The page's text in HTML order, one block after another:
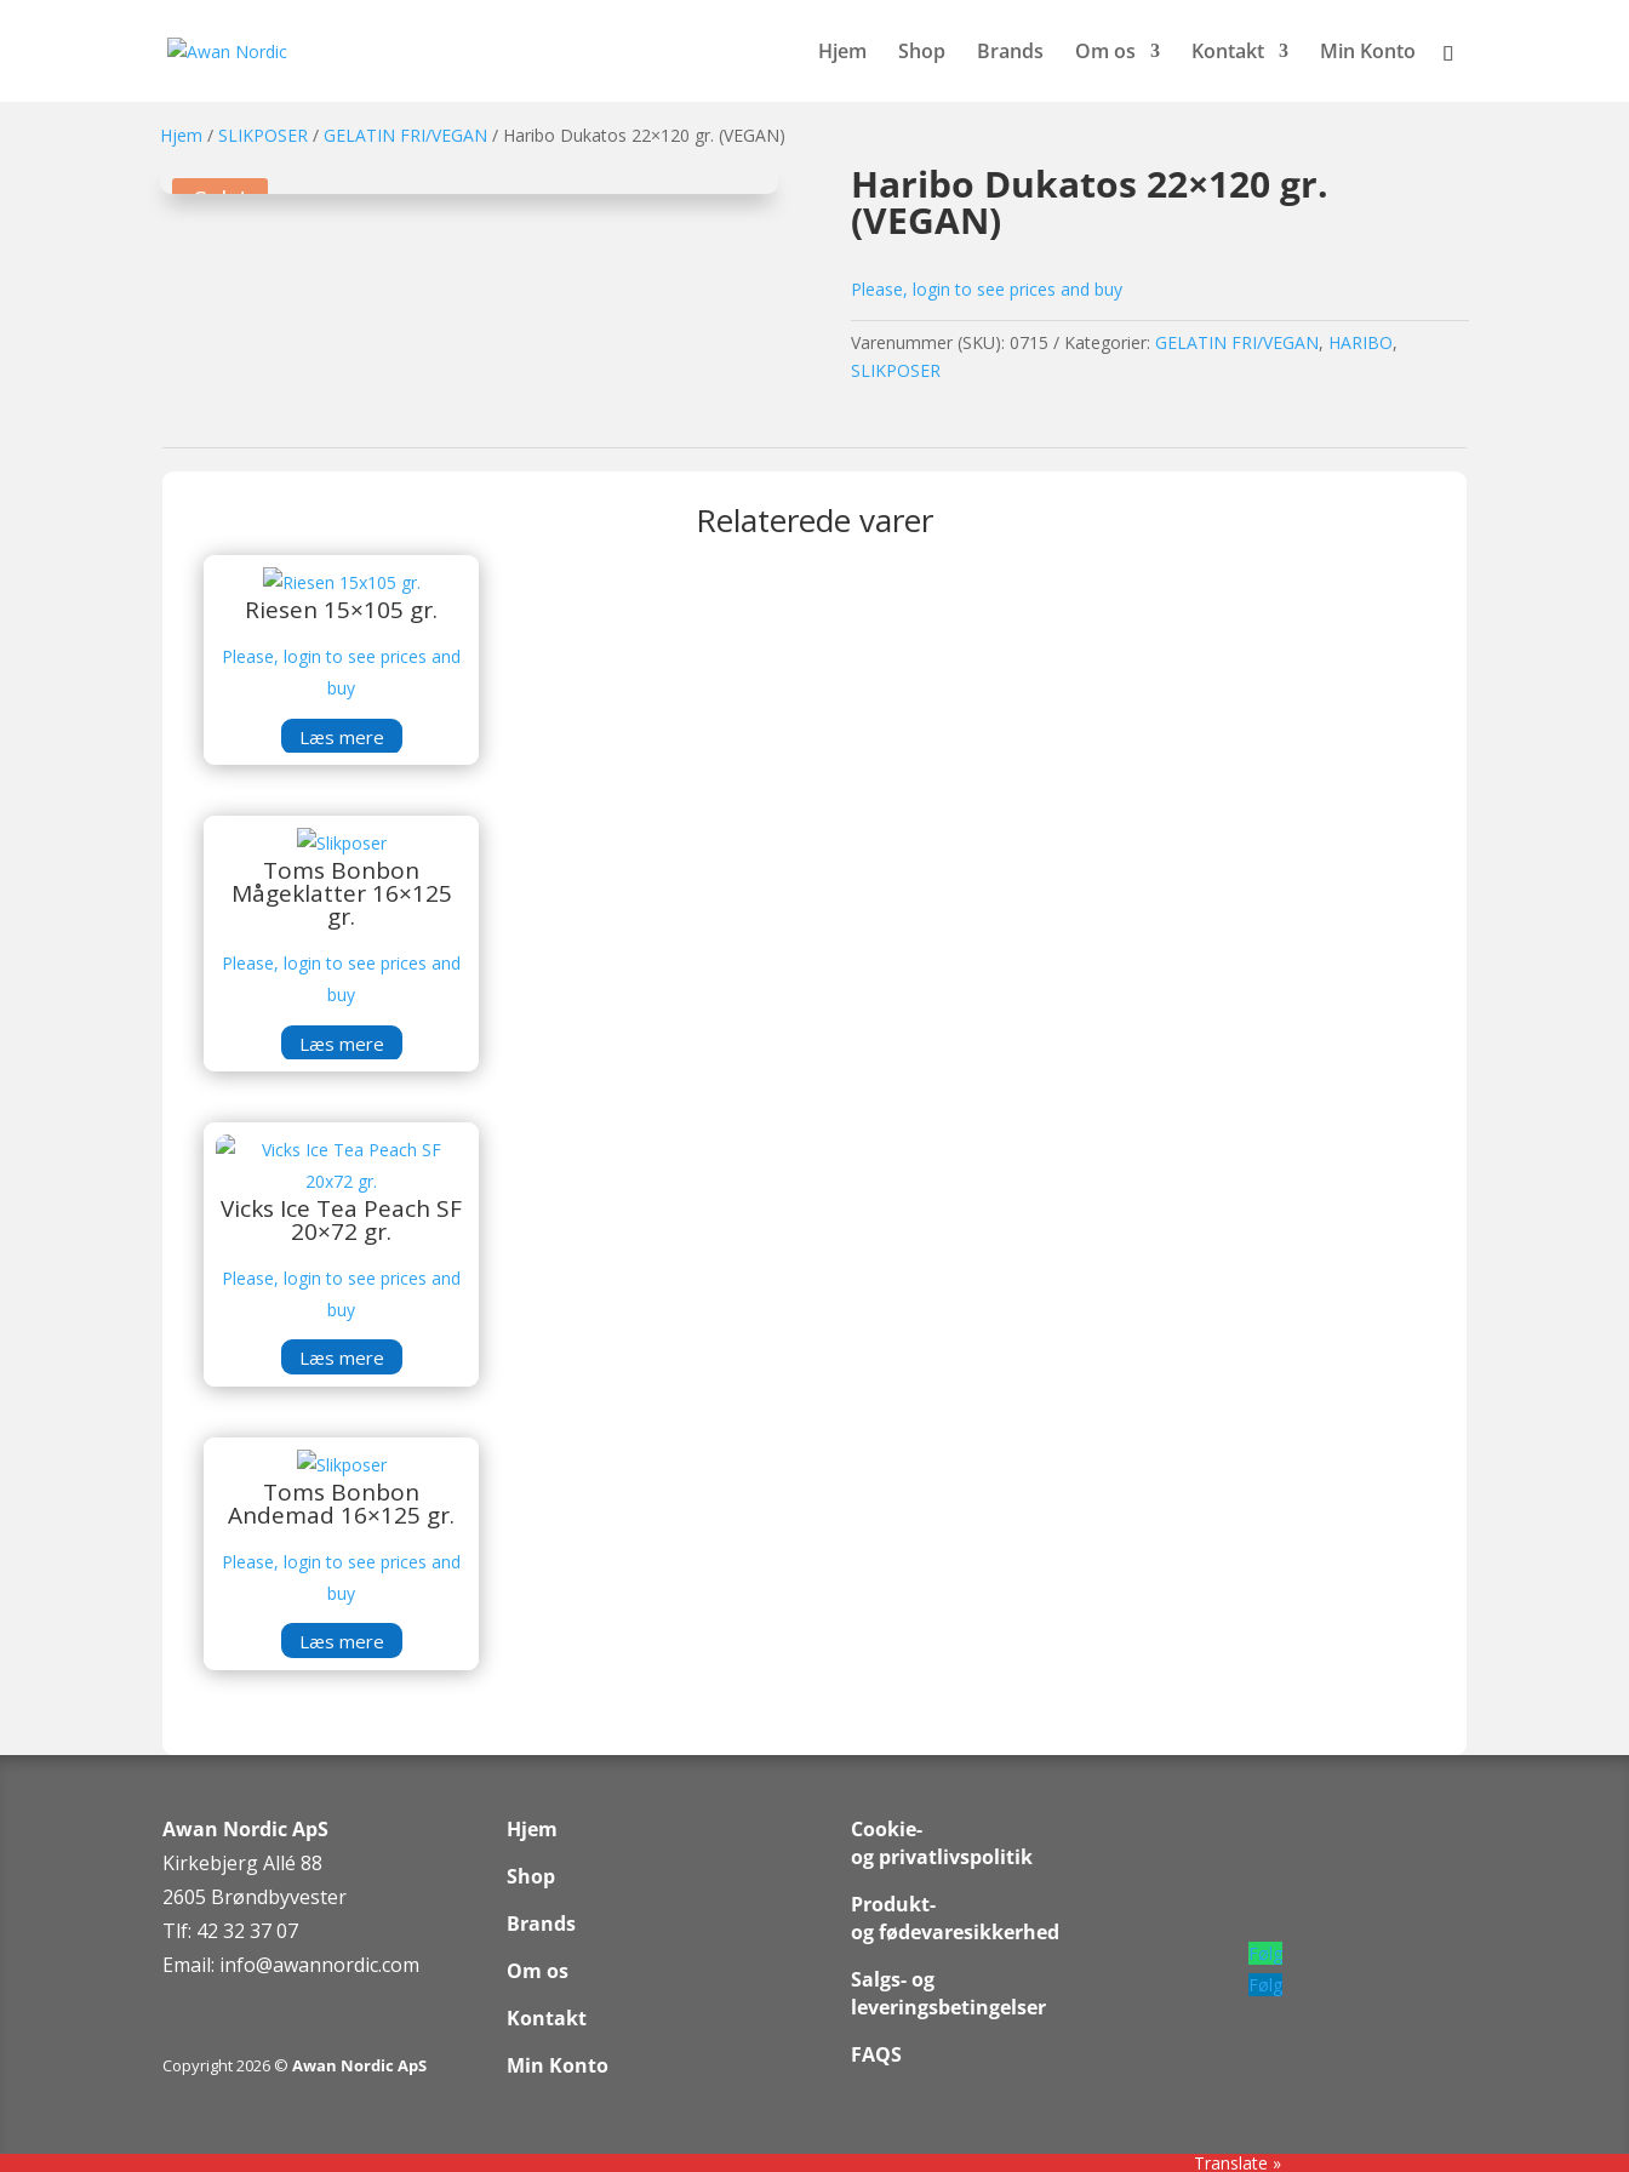
Hjem Shop Brands Om os Kontakt Min Konto
Hjem / SLIKPOSER / GELATIN FRI/VEGAN / Haribo Dukatos 22×120 gr. (VEGAN)
Sale! Haribo Dukatos 22×120 gr.
(VEGAN)
Please, login to see prices and buy
Varenummer (SKU): 0715 Kategorier: GELATIN FRI/VEGAN, HARIBO,
SLIKPOSER
Relaterede varer
Riesen 15×105 gr.
Please, login to see prices and
buy
Læs mere
Toms Bonbon
Mågeklatter 16×125
gr.
Please, login to see prices and
buy
Læs mere
Vicks Ice Tea Peach SF
20×72 gr.
Please, login to see prices and
buy
Læs mere
Toms Bonbon
Andemad 16×125 gr.
Please, login to see prices and
buy
Læs mere
Awan Nordic ApS
Kirkebjerg Allé 88
2605 Brøndbyvester
Tlf: 42 32 37 07
Email: info@awannordic.com
Copyright 2026 ©Awan Nordic ApS
Hjem
Shop
Brands
Om os
Kontakt
Min Konto
Cookie-
og privatlivspolitik
Produkt-
og fødevaresikkerhed
Salgs- og
leveringsbetingelser
FAQS
Følg
Følg
Translate »